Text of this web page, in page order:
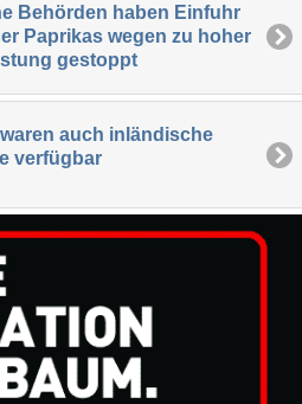
Behörden haben Einfuhr
Paprikas wegen zu hoher
gestoppt
auch inländische
verfügbar